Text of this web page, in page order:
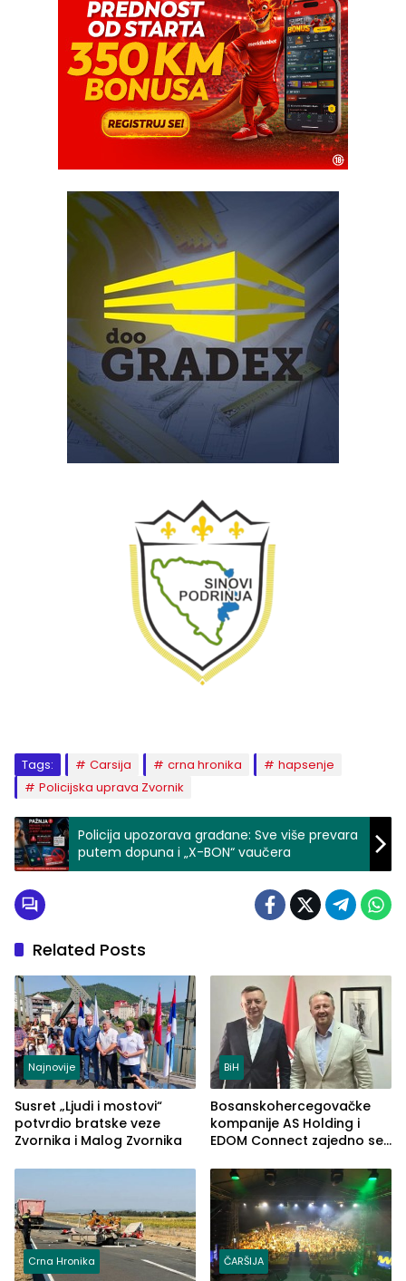
Tags: Carsija crna hronika
hapsenje
Policijska uprava Zvornik
Policija upozorava građane: Sve više prevara
putem dopuna i „X-BON“ vaučera
Related Posts
Najnovije
Susret „Ljudi i mostovi“
potvrdio bratske veze
Zvornika i Malog Zvornika
BiH
Bosanskohercegovačke
kompanije AS Holding i
EDOM Connect zajedno se
Crna Hronika ČARŠIJA